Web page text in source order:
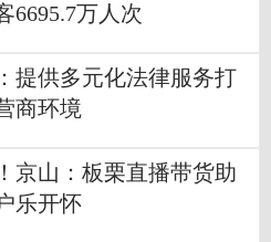
6695.7万人次
提供多元化法律服务打
商环境
京山：板栗直播带货助
乐开怀